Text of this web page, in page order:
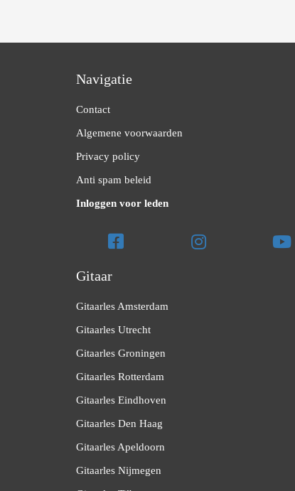
Navigatie
Contact
Algemene voorwaarden
Privacy policy
Anti spam beleid
Inloggen voor leden
Gitaar
Gitaarles Amsterdam
Gitaarles Utrecht
Gitaarles Groningen
Gitaarles Rotterdam
Gitaarles Eindhoven
Gitaarles Den Haag
Gitaarles Apeldoorn
Gitaarles Nijmegen